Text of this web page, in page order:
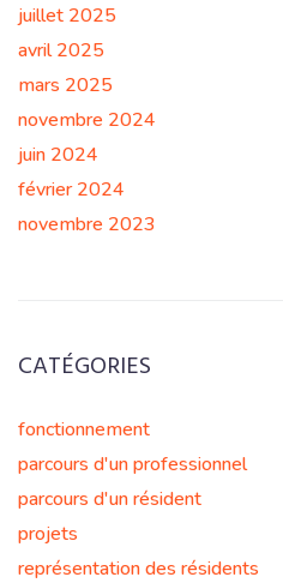
juillet 2025
avril 2025
mars 2025
novembre 2024
juin 2024
février 2024
novembre 2023
CATÉGORIES
fonctionnement
parcours d'un professionnel
parcours d'un résident
projets
représentation des résidents